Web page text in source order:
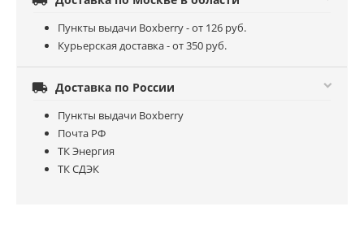
Пункты выдачи Boxberry - от 126 руб.
Курьерская доставка - от 350 руб.
 Доставка по России
Пункты выдачи Boxberry
Почта РФ
ТК Энергия
ТК СДЭК